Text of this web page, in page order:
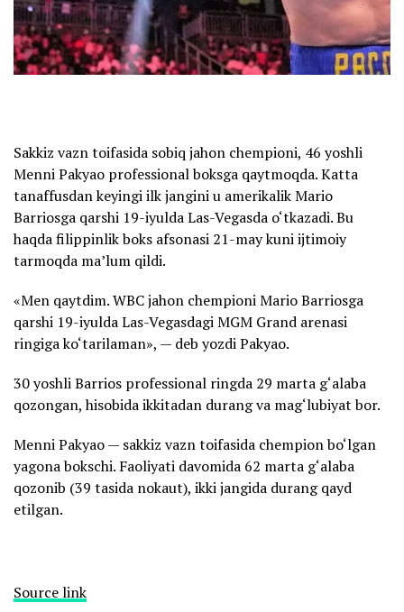
Sakkiz vazn toifasida sobiq jahon chempioni, 46 yoshli
Menni Pakyao professional boksga qaytmoqda. Katta
tanaffusdan keyingi ilk jangini u amerikalik Mario
Barriosga qarshi 19-iyulda Las-Vegasda o‘tkazadi. Bu
haqda filippinlik boks afsonasi 21-may kuni ijtimoiy
tarmoqda ma’lum qildi.
«Men qaytdim. WBC jahon chempioni Mario Barriosga
qarshi 19-iyulda Las-Vegasdagi MGM Grand arenasi
ringiga ko‘tarilaman», — deb yozdi Pakyao.
30 yoshli Barrios professional ringda 29 marta g‘alaba
qozongan, hisobida ikkitadan durang va mag‘lubiyat bor.
Menni Pakyao — sakkiz vazn toifasida chempion bo‘lgan
yagona bokschi. Faoliyati davomida 62 marta g‘alaba
qozonib (39 tasida nokaut), ikki jangida durang qayd
etilgan.
Source link